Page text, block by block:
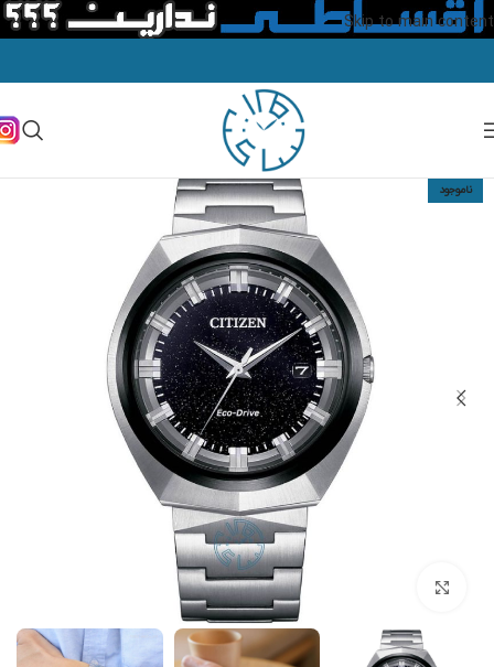
Skip to main content
ناموجود